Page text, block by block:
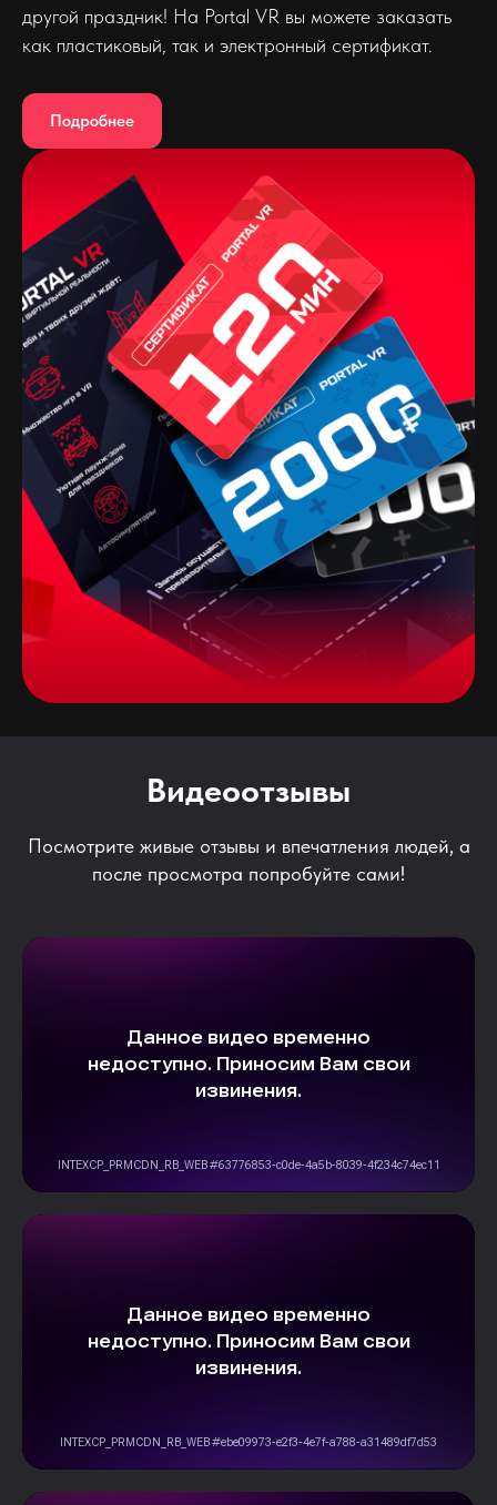
другой праздник! На Portal VR вы можете заказать
как пластиковый, так и электронный сертификат.
Подробнее
Видеоотзывы
Посмотрите живые отзывы и впечатления людей, а
после просмотра попробуйте сами!